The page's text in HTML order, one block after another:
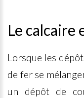
Le calcaire
Lorsque les
de fer se
un dépôt de